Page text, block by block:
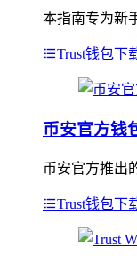
本指南专为新
Trust钱包下
币安官方钱
币安官方推出
Trust钱包下